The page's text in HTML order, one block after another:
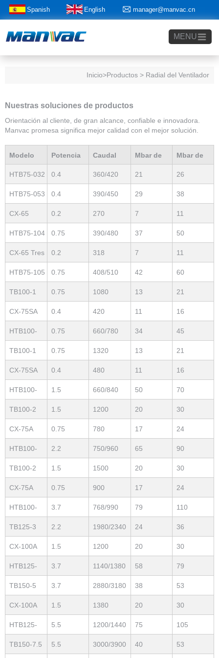
Spanish English manager@manvac.cn
+86-15014788350
MENU
Inicio>Productos > Radial del Ventilador
Nuestras soluciones de productos
Orientación al cliente, de gran alcance, confiable e innovadora.
Manvac promesa significa mejor calidad con el mejor solución.
Modelo
Producto
Potencia
nominal(Kw)
Caudal
máximo(m3/h)
Mbar de
vacío máx
Mbar de
presión
HTB75-032 0.4 360/420 21 26
HTB75-053 0.4 390/450 29 38
CX-65
Single Fase
0.2 270 7 11
HTB75-104 0.75 390/480 37 50
CX-65 Tres
Fase
0.2 318 7 11
HTB75-105 0.75 408/510 42 60
TB100-1
Single Fase
0.75 1080 13 21
CX-75SA
Single Fase
0.4 420 11 16
HTB100-
102
0.75 660/780 34 45
TB100-1
Tres Fase
0.75 1320 13 21
CX-75SA
Tres Fase
0.4 480 11 16
HTB100-
203
1.5 660/840 50 70
TB100-2
Single Fase
1.5 1200 20 30
CX-75A
Single Fase
0.75 780 17 24
HTB100-
304
2.2 750/960 65 90
TB100-2
Tres Fase
1.5 1500 20 30
CX-75A
Tres Fase
0.75 900 17 24
HTB100-
505
3.7 768/990 79 110
TB125-3
Tres Fase
2.2 1980/2340 24 36
CX-100A
Single Fase
1.5 1200 20 30
HTB125-
503
3.7 1140/1380 58 79
TB150-5
Tres Fase
3.7 2880/3180 38 53
CX-100A
Tres Fase
1.5 1380 20 30
HTB125-
704
5.5 1200/1440 75 105
TB150-7.5 5.5 3000/3900 40 53